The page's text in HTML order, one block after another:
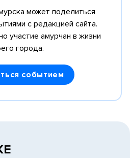
может поделиться
с редакцией сайта.
участие амурчан в жизни
города.
событием